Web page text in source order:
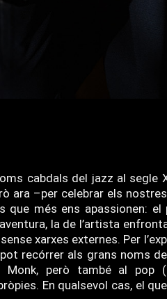
cabdals del jazz al segle
ara –per celebrar els
més ens apassionen: el
la de l’artista
xarxes externes. Per
recórrer als grans noms
però també al pop
En qualsevol cas, el